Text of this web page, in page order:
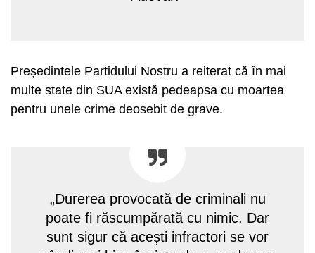
Președintele Partidului Nostru a reiterat că în mai
multe state din SUA există pedeapsa cu moartea
pentru unele crime deosebit de grave.
„Durerea provocată de criminali nu
poate fi răscumpărată cu nimic. Dar
sunt sigur că acești infractori se vor